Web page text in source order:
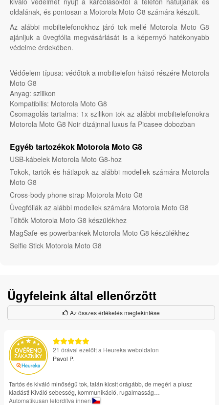
oldalának, és pontosan a Motorola Moto G8 számára készült.
Az alábbi mobiltelefonokhoz járó tok mellé Motorola Moto G8
ajánljuk a üvegfólia megvásárlását is a képernyő hatékonyabb
védelme érdekében.
Védőelem típusa: védőtok a mobiltelefon hátsó részére Motorola
Moto G8
Anyag: szilikon
Kompatibilis: Motorola Moto G8
Csomagolás tartalma: 1x szilikon tok az alábbi mobiltelefonokra
Motorola Moto G8 Noir dizájnnal luxus fa Picasee dobozban
Egyéb tartozékok Motorola Moto G8
USB-kábelek Motorola Moto G8-hoz
Tokok, tartók és hátlapok az alábbi modellek számára Motorola
Moto G8
Cross-body phone strap Motorola Moto G8
Üvegfóliák az alábbi modellek számára Motorola Moto G8
Töltők Motorola Moto G8 készülékhez
MagSafe-es powerbankek Motorola Moto G8 készülékhez
Selfie Stick Motorola Moto G8
Ügyfeleink által ellenőrzött
Az összes értékelés megtekintése
21 órával ezelőtt a Heureka weboldalon
Pavol P.
Tartós és kiváló minőségű tok, talán kicsit drágább, de megéri a plusz
kiadást! Kiváló sebesség, kommunikáció, rugalmasság…
Automatikusan lefordítva innen